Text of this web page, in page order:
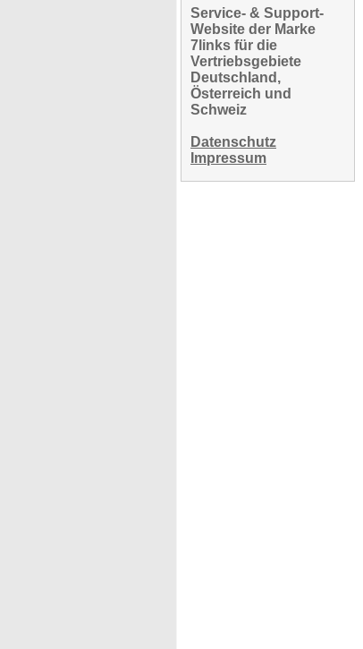
Service- & Support-
Website der Marke
7links für die
Vertriebsgebiete
Deutschland,
Österreich und
Schweiz
Datenschutz
Impressum